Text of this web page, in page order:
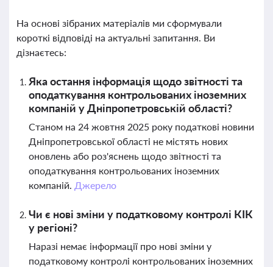
На основі зібраних матеріалів ми сформували
короткі відповіді на актуальні запитання. Ви
дізнаєтесь:
Яка остання інформація щодо звітності та
оподаткування контрольованих іноземних
компаній у Дніпропетровській області?
Станом на 24 жовтня 2025 року податкові новини
Дніпропетровської області не містять нових
оновлень або роз'яснень щодо звітності та
оподаткування контрольованих іноземних
компаній. Джерело
Чи є нові зміни у податковому контролі КІК
у регіоні?
Наразі немає інформації про нові зміни у
податковому контролі контрольованих іноземних